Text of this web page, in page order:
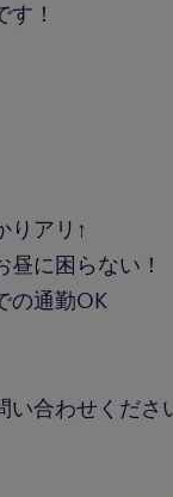
！
りアリ↑
昼に困らない！
の通勤OK
い合わせくださ